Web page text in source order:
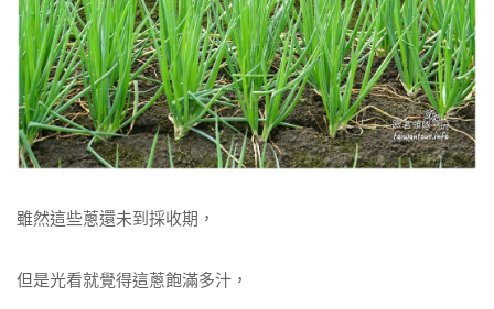
雖然這些蔥還未到採收期，
但是光看就覺得這蔥飽滿多汁，